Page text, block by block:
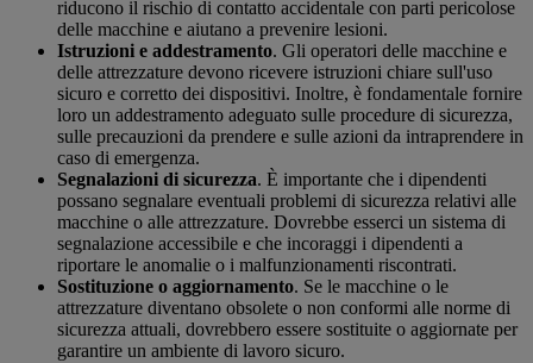
riducono il rischio di contatto accidentale con parti pericolose
delle macchine e aiutano a prevenire lesioni.
Istruzioni e addestramento. Gli operatori delle macchine e
delle attrezzature devono ricevere istruzioni chiare sull'uso
sicuro e corretto dei dispositivi. Inoltre, è fondamentale fornire
loro un addestramento adeguato sulle procedure di sicurezza,
sulle precauzioni da prendere e sulle azioni da intraprendere in
caso di emergenza.
Segnalazioni di sicurezza. È importante che i dipendenti
possano segnalare eventuali problemi di sicurezza relativi alle
macchine o alle attrezzature. Dovrebbe esserci un sistema di
segnalazione accessibile e che incoraggi i dipendenti a
riportare le anomalie o i malfunzionamenti riscontrati.
Sostituzione o aggiornamento. Se le macchine o le
attrezzature diventano obsolete o non conformi alle norme di
sicurezza attuali, dovrebbero essere sostituite o aggiornate per
garantire un ambiente di lavoro sicuro.